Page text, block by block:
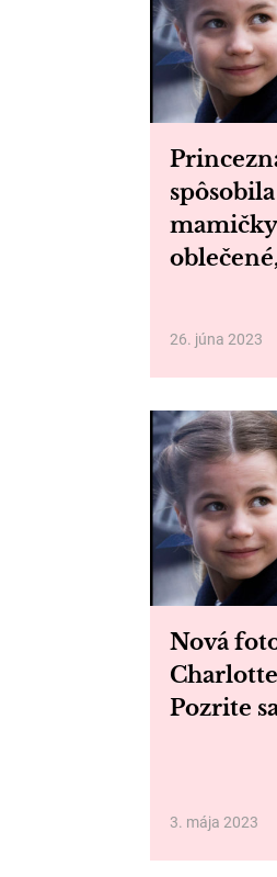
26. júna 2023
Nová
Pozrite
3. mája 2023